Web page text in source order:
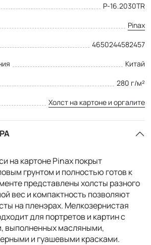
P-16.2030TR
Pinax
4650244582457
Китай
280 г/м²
Холст на картоне и оргалите
на картоне Pinax покрыт
грунтом и полностью готов к
представлены холсты разного
вес и компактность позволяют
на пленэрах. Мелкозернистая
для портретов и картин с
выполненных масляными,
и гуашевыми красками.